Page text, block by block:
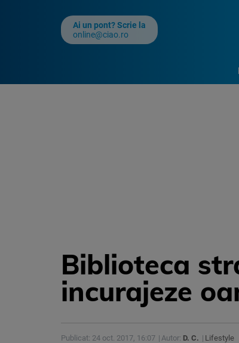
Ai un pont? Scrie la
online@ciao.ro
Biblioteca
incurajeze
Publicat: 24 oct. 2017, 16:07 Autor: D. C. Lifestyle